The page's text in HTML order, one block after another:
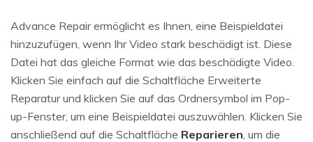
Advance Repair ermöglicht es Ihnen, eine Beispieldatei
hinzuzufügen, wenn Ihr Video stark beschädigt ist. Diese
Datei hat das gleiche Format wie das beschädigte Video.
Klicken Sie einfach auf die Schaltfläche Erweiterte
Reparatur und klicken Sie auf das Ordnersymbol im Pop-
up-Fenster, um eine Beispieldatei auszuwählen. Klicken Sie
anschließend auf die Schaltfläche Reparieren, um die